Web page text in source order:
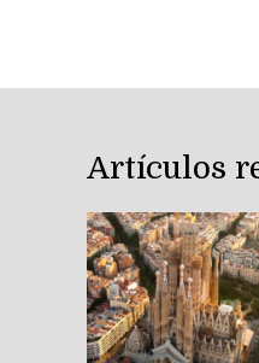
Artículos